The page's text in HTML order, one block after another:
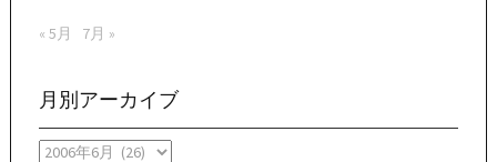
« 5月 7月 »
月別アーカイブ
月